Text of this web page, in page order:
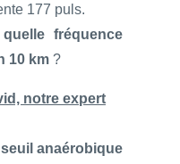
177 puls.
fréquence
10 km ?
notre expert
anaérobique